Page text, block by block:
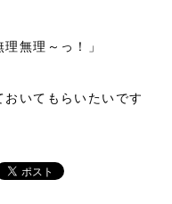
無理～っ！」
いてもらいたいです